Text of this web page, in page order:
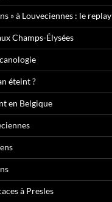
» à Louveciennes : le replay
Champs-Élysées
éteint ?
en Belgique
à Presles